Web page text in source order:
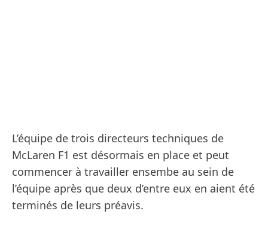
L’équipe de trois directeurs techniques de
McLaren F1 est désormais en place et peut
commencer à travailler ensembe au sein de
l’équipe après que deux d’entre eux en aient été
terminés de leurs préavis.